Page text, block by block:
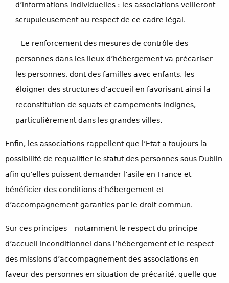
d’informations individuelles : les associations veilleront
scrupuleusement au respect de ce cadre légal.
– Le renforcement des mesures de contrôle des
personnes dans les lieux d’hébergement va précariser
les personnes, dont des familles avec enfants, les
éloigner des structures d’accueil en favorisant ainsi la
reconstitution de squats et campements indignes,
particulièrement dans les grandes villes.
Enfin, les associations rappellent que l’Etat a toujours la
possibilité de requalifier le statut des personnes sous Dublin
afin qu’elles puissent demander l’asile en France et
bénéficier des conditions d’hébergement et
d’accompagnement garanties par le droit commun.
Sur ces principes – notamment le respect du principe
d’accueil inconditionnel dans l’hébergement et le respect
des missions d’accompagnement des associations en
faveur des personnes en situation de précarité, quelle que